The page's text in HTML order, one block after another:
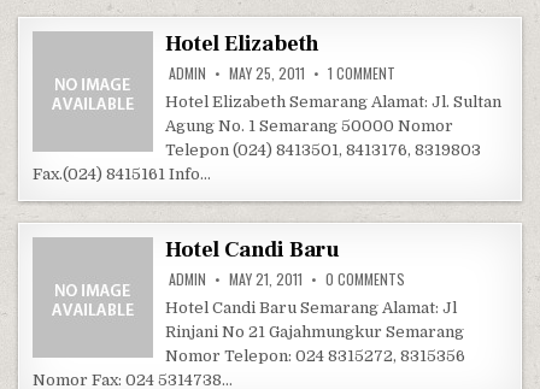
Hotel Elizabeth
ADMIN MAY 25, 2011 1 COMMENT
Hotel Elizabeth Semarang Alamat: Jl. Sultan
Agung No. 1 Semarang 50000 Nomor
Telepon (024) 8413501, 8413176, 8319803
Fax.(024) 8415161 Info…
Hotel Candi Baru
ADMIN MAY 21, 2011 0 COMMENTS ON HOTEL CANDI BARU
Hotel Candi Baru Semarang Alamat: Jl
Rinjani No 21 Gajahmungkur Semarang
Nomor Telepon: 024 8315272, 8315356
Nomor Fax: 024 5314738…